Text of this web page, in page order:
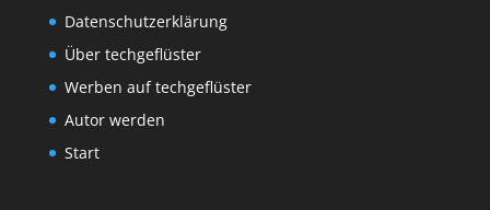
Datenschutzerklärung
Über techgeflüster
Werben auf techgeflüster
Autor werden
Start